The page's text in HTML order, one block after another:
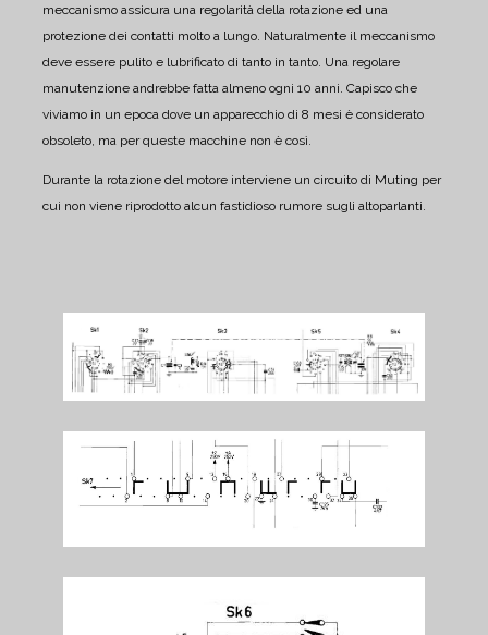
meccanismo assicura una regolarità della rotazione ed una
protezione dei contatti molto a lungo. Naturalmente il meccanismo
deve essere pulito e lubrificato di tanto in tanto. Una regolare
manutenzione andrebbe fatta almeno ogni 10 anni. Capisco che
viviamo in un epoca dove un apparecchio di 8 mesi è considerato
obsoleto, ma per queste macchine non è così.
Durante la rotazione del motore interviene un circuito di Muting per
cui non viene riprodotto alcun fastidioso rumore sugli altoparlanti.